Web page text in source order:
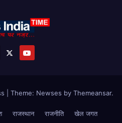
Theme: Newses by Themeansar.
राजस्थान राजनीति खेल जगत